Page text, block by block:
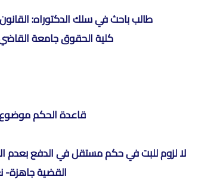
طالب باحث في سلك الدكتوراه:
كلية الحقوق جامعة
قاعدة الحكم موضوع
لا لزوم للبت في حكم مستقل في الدفع بعدم
القضية جاهزة-